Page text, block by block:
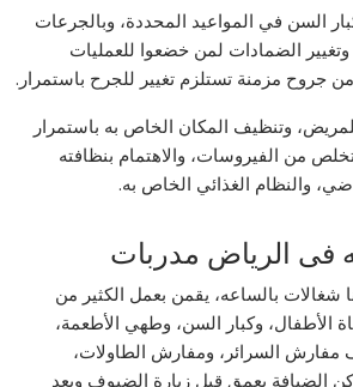
السن في المواعيد المحددة، وبالجرعات
الضمادات لمن خضعوا للعمليات
من جروح مزمنة تستلزم تغيير للجرح باستمرار.
وتنظيف المكان الخاص به باستمرار
من الفيروسات، والاهتمام بنظافته
والنظام الغذائي الخاص به.
فى الرياض مدربات
شغالات بالساعه، يقمن بعمل الكثير من
الأطفال، وكبار السن، وطهي الأطعمة،
السرائر، ومفارش الطاولات،
الضيافة بعمق قبل زيارة الضيوف وبعد